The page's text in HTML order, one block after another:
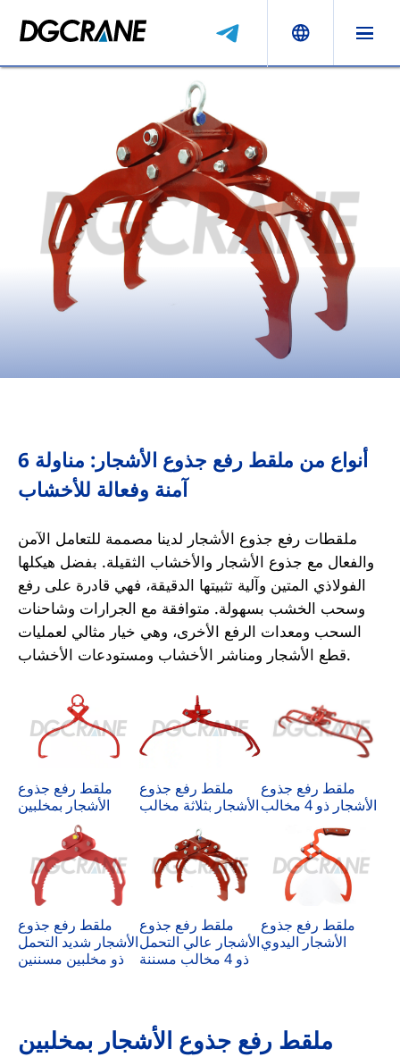
6 أنواع من ملقط رفع جذوع الأشجار: مناولة
آمنة وفعالة للأخشاب
ملقطات رفع جذوع الأشجار لدينا مصممة للتعامل الآمن
والفعال مع جذوع الأشجار والأخشاب الثقيلة. بفضل هيكلها
الفولاذي المتين وآلية تثبيتها الدقيقة، فهي قادرة على رفع
وسحب الخشب بسهولة. متوافقة مع الجرارات وشاحنات
السحب ومعدات الرفع الأخرى، وهي خيار مثالي لعمليات
قطع الأشجار ومناشر الأخشاب ومستودعات الأخشاب.
ملقط رفع جذوع
الأشجار بمخلبين
ملقط رفع جذوع
الأشجار بثلاثة مخالب
ملقط رفع جذوع
الأشجار ذو 4 مخالب
ملقط رفع جذوع
الأشجار شديد التحمل
ذو مخلبين مسننين
ملقط رفع جذوع
الأشجار عالي التحمل
ذو 4 مخالب مسننة
ملقط رفع جذوع
الأشجار اليدوي
ملقط رفع جذوع الأشجار بمخلبين